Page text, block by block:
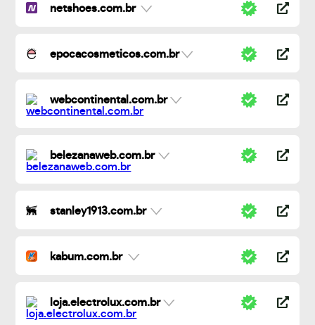
netshoes.com.br
epocacosmeticos.com.br
webcontinental.com.br
belezanaweb.com.br
stanley1913.com.br
kabum.com.br
loja.electrolux.com.br